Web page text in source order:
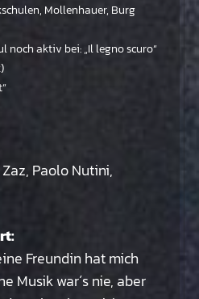
Mollenhauer, Burg
noch aktiv bei: „Il legno scuro“
Paolo Nutini,
Freundin hat mich
Musik war´s nie, aber